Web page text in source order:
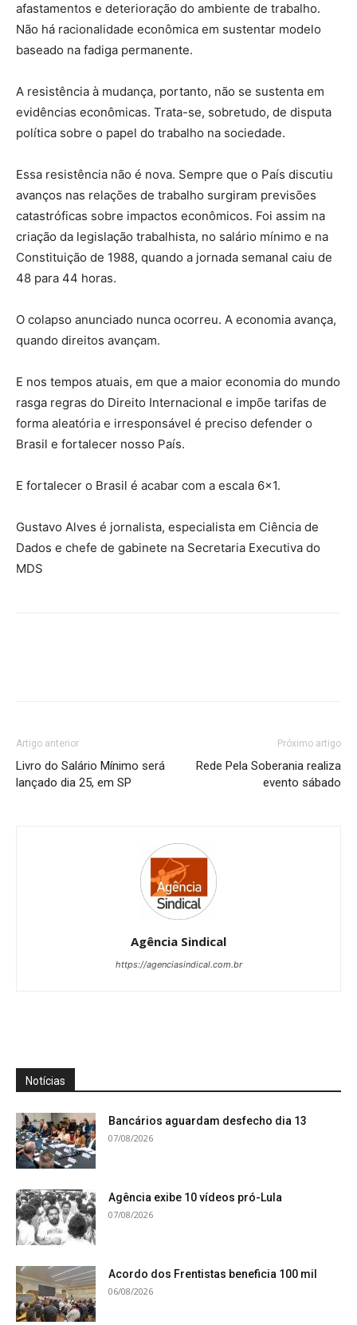
afastamentos e deterioração do ambiente de trabalho.
Não há racionalidade econômica em sustentar modelo
baseado na fadiga permanente.
A resistência à mudança, portanto, não se sustenta em
evidências econômicas. Trata-se, sobretudo, de disputa
política sobre o papel do trabalho na sociedade.
Essa resistência não é nova. Sempre que o País discutiu
avanços nas relações de trabalho surgiram previsões
catastróficas sobre impactos econômicos. Foi assim na
criação da legislação trabalhista, no salário mínimo e na
Constituição de 1988, quando a jornada semanal caiu de
48 para 44 horas.
O colapso anunciado nunca ocorreu. A economia avança,
quando direitos avançam.
E nos tempos atuais, em que a maior economia do mundo
rasga regras do Direito Internacional e impõe tarifas de
forma aleatória e irresponsável é preciso defender o
Brasil e fortalecer nosso País.
E fortalecer o Brasil é acabar com a escala 6×1.
Gustavo Alves é jornalista, especialista em Ciência de
Dados e chefe de gabinete na Secretaria Executiva do
MDS
Artigo anterior
Livro do Salário Mínimo será
lançado dia 25, em SP
Próximo artigo
Rede Pela Soberania realiza
evento sábado
Agência Sindical
https://agenciasindical.com.br
Notícias
Bancários aguardam desfecho dia 13
07/08/2026
Agência exibe 10 vídeos pró-Lula
07/08/2026
Acordo dos Frentistas beneficia 100 mil
06/08/2026